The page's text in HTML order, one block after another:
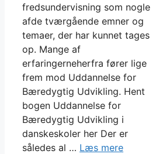
fredsundervisning som nogle
afde tværgående emner og
temaer, der har kunnet tages
op. Mange af
erfaringerneherfra fører lige
frem mod Uddannelse for
Bæredygtig Udvikling. Hent
bogen Uddannelse for
Bæredygtig Udvikling i
danskeskoler her Der er
således al … Læs mere